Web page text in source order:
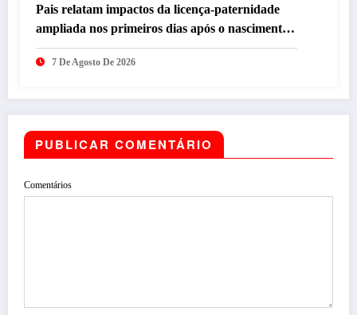
Pais relatam impactos da licença-paternidade
ampliada nos primeiros dias após o nascimento
dos filhos
7 De Agosto De 2026
PUBLICAR COMENTÁRIO
Comentários